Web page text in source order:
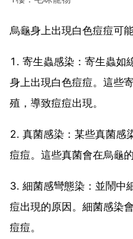
烏龜身上出現白色痘痘可
1. 寄生蟲感染：寄生蟲如
身上出現白色痘痘。這些
殖，導致痘痘出現。
2. 真菌感染：某些真菌感
痘痘。這些真菌會在烏龜
3. 細菌感彎態染：並鬧中
痘出現的原因。細菌感染
痘痘。